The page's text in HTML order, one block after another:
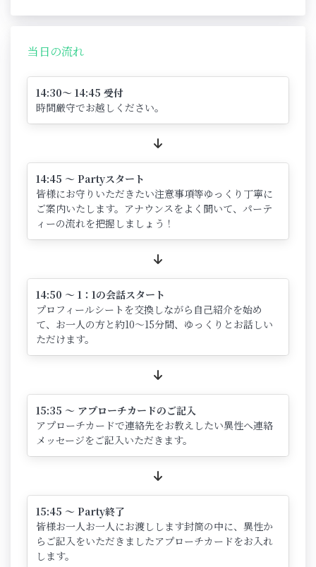
当日の流れ
14:30～ 14:45 受付
時間厳守でお越しください。
14:45 ～ Partyスタート
皆様にお守りいただきたい注意事項等ゆっくり丁寧に
ご案内いたします。アナウンスをよく聞いて、パーテ
ィーの流れを把握しましょう！
14:50 ～ 1：1の会話スタート
プロフィールシートを交換しながら自己紹介を始め
て、お一人の方と約10～15分間、ゆっくりとお話しい
ただけます。
15:35 ～ アプローチカードのご記入
アプローチカードで連絡先をお教えしたい異性へ連絡
メッセージをご記入いただきます。
15:45 ～ Party終了
皆様お一人お一人にお渡しします封筒の中に、異性か
らご記入をいただきましたアプローチカードをお入れ
します。